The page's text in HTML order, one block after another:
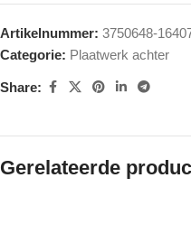
Artikelnummer: 3750648-
Categorie: Plaatwerk achter
Share:
Gerelateerde